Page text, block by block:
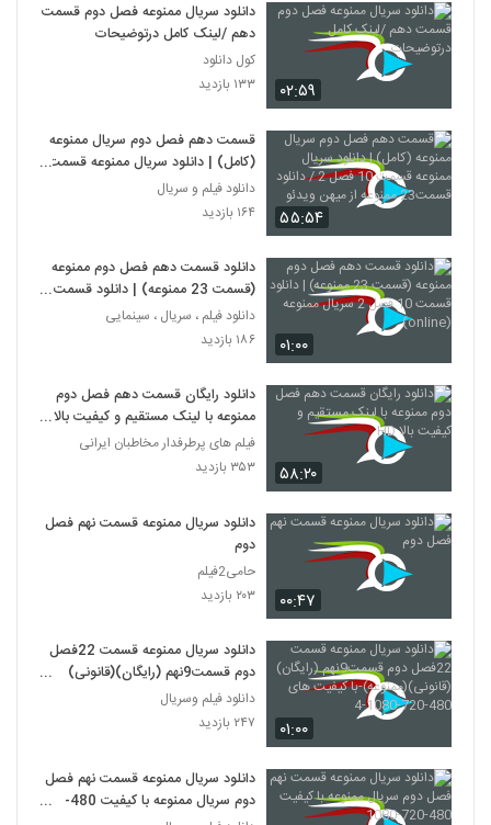
۰۲:۵۹
دانلود سریال ممنوعه فصل دوم قسمت
دهم /لینک کامل درتوضیحات
کول دانلود
۱۳۳ بازدید
۵۵:۵۴
قسمت دهم فصل دوم سریال ممنوعه
(کامل) | دانلود سریال ممنوعه قسمت
از میهن ویدئو
دانلود فیلم و سریال
۱۶۴ بازدید
۰۱:۰۰
دانلود قسمت دهم فصل دوم ممنوعه
(قسمت 23 ممنوعه) | دانلود قسمت
10 فصل 2 سریال ممنوعه (online)
دانلود فیلم ، سریال ، سینمایی
۱۸۶ بازدید
۵۸:۲۰
دانلود رایگان قسمت دهم فصل دوم
ممنوعه با لینک مستقیم و کیفیت بالا
HD
فیلم های پرطرفدار مخاطبان ایرانی
۳۵۳ بازدید
۰۰:۴۷
دانلود سریال ممنوعه قسمت نهم فصل
دوم
حامی2فیلم
۲۰۳ بازدید
۰۱:۰۰
دانلود سریال ممنوعه قسمت 22فصل
دوم قسمت9نهم (رایگان)(قانونی)
1080-4
دانلود فیلم وسریال
۲۴۷ بازدید
دانلود سریال ممنوعه قسمت نهم فصل
دوم سریال ممنوعه با کیفیت 480-